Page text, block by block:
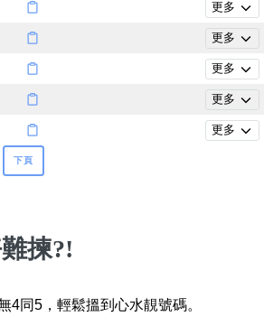
更多
更多
更多
更多
更多
下頁
揀?!
4同5，輕鬆搵到心水靚號碼。